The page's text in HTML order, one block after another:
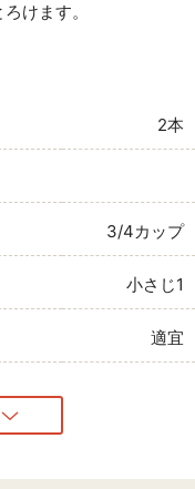
けます。
2本
3/4カップ
小さじ1
適宜